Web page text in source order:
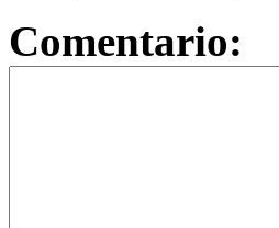
Comentario: